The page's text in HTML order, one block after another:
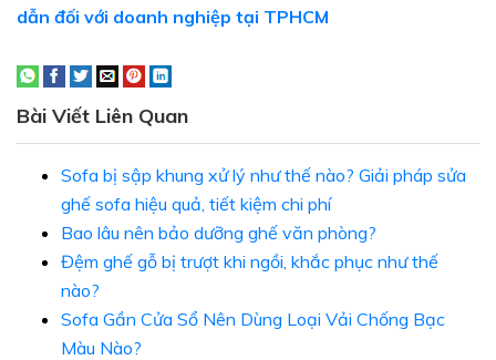
dẫn đối với doanh nghiệp tại TPHCM
Bài Viết Liên Quan
Sofa bị sập khung xử lý như thế nào? Giải pháp sửa
ghế sofa hiệu quả, tiết kiệm chi phí
Bao lâu nên bảo dưỡng ghế văn phòng?
Đệm ghế gỗ bị trượt khi ngồi, khắc phục như thế
nào?
Sofa Gần Cửa Sổ Nên Dùng Loại Vải Chống Bạc
Màu Nào?